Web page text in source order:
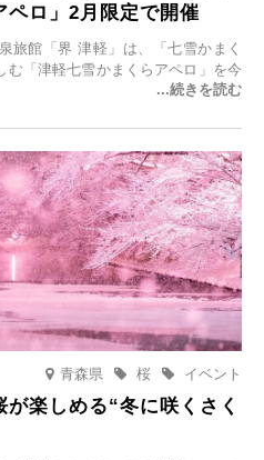
ペロ」2月限定で開催
旅館「界 津軽」は、「七雪かまく
む「津軽七雪かまくらアペロ」を今
青森県 イベント
桜
楽しめる“冬に咲くさく